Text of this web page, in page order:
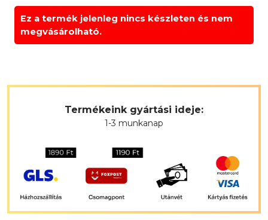
Ez a termék jelenleg nincs készleten és nem
megvásárolható.
Termékeink gyártási ideje:
1-3 munkanap